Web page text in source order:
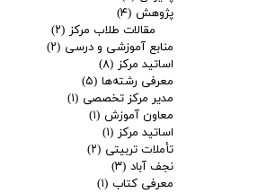
پژوهش (۴)
مقالات طلاب مرکز (۲)
منابع آموزشی و درسی (۲)
اساتید مرکز (۸)
معرفی رشته‌ها (۵)
مدیر مرکز تخصصی (۱)
معاون آموزش (۱)
اساتید مرکز (۱)
تأملات تربیتی (۲)
نجف آباد (۳)
معرفی کتاب (۱)